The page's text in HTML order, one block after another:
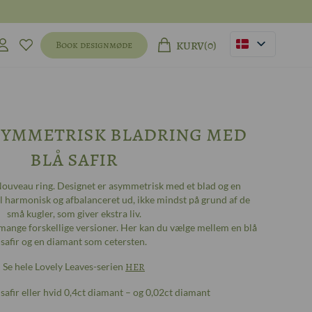
Book designmøde KURV(0)
bladring med
blå safir
ring. Designet er asymmetrisk med et blad og en
harmonisk og afbalanceret ud, ikke mindst på grund af de
små kugler, som giver ekstra liv.
forskellige versioner. Her kan du vælge mellem en blå
safir og en diamant som cetersten.
Se hele Lovely Leaves-serien HER
eller hvid 0,4ct diamant – og 0,02ct diamant